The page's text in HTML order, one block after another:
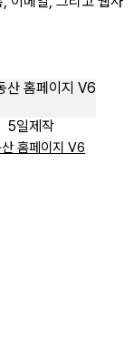
5일제작
산/분양/하우스
홈페이지 V6